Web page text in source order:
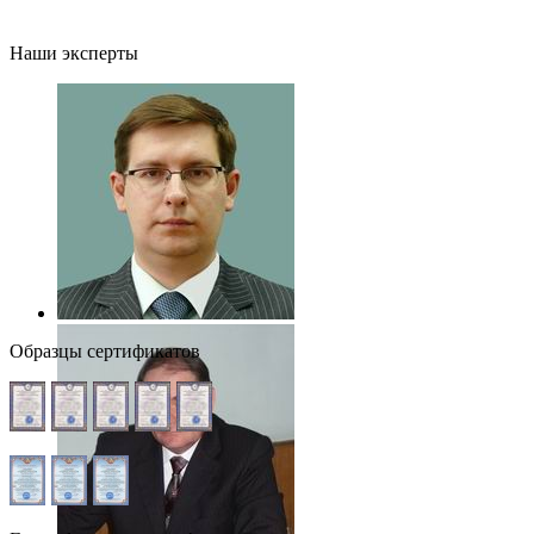
Наши эксперты
Образцы сертификатов